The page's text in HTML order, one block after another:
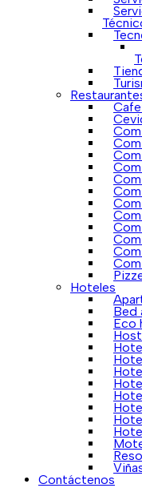
Hoteles
Bed
Eco
Contáctenos